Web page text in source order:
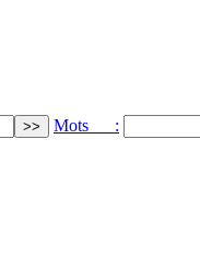
Mots :